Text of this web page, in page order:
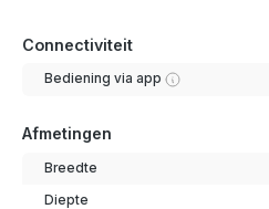
Connectiviteit
Bediening via app
Afmetingen
Breedte
Diepte